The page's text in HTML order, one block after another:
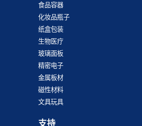
食品容器
化妆品瓶子
纸盒包装
生物医疗
玻璃面板
精密电子
金属板材
磁性材料
文具玩具
支持